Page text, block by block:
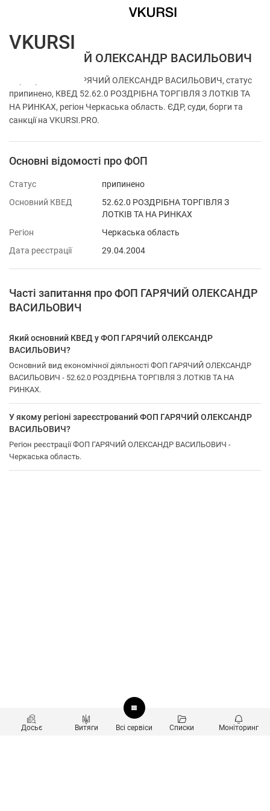
ФОП ГАРЯЧИЙ ОЛЕКСАНДР ВАСИЛЬОВИЧ
Перевірка ФОП ГАРЯЧИЙ ОЛЕКСАНДР ВАСИЛЬОВИЧ, статус
припинено, КВЕД 52.62.0 РОЗДРІБНА ТОРГІВЛЯ З ЛОТКІВ ТА
НА РИНКАХ, регіон Черкаська область. ЄДР, суди, борги та
санкції на VKURSI.PRO.
Основні відомості про ФОП
Статус
припинено
Основний КВЕД
52.62.0 РОЗДРІБНА ТОРГІВЛЯ З
ЛОТКІВ ТА НА РИНКАХ
Регіон
Черкаська область
Дата реєстрації
29.04.2004
Часті запитання про ФОП ГАРЯЧИЙ ОЛЕКСАНДР
ВАСИЛЬОВИЧ
Який основний КВЕД у ФОП ГАРЯЧИЙ ОЛЕКСАНДР
ВАСИЛЬОВИЧ?
Основний вид економічної діяльності ФОП ГАРЯЧИЙ ОЛЕКСАНДР
ВАСИЛЬОВИЧ - 52.62.0 РОЗДРІБНА ТОРГІВЛЯ З ЛОТКІВ ТА НА
РИНКАХ.
У якому регіоні зареєстрований ФОП ГАРЯЧИЙ ОЛЕКСАНДР
ВАСИЛЬОВИЧ?
Регіон реєстрації ФОП ГАРЯЧИЙ ОЛЕКСАНДР ВАСИЛЬОВИЧ -
Черкаська область.
Досьє Витяги Всі сервіси Списки Моніторинг
VKURSI